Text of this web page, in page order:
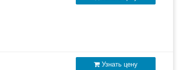
Узнать цену